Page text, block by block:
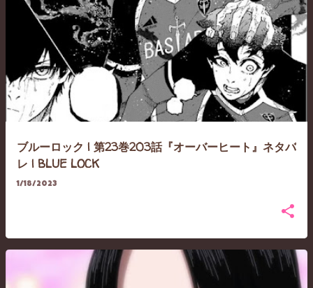
ブルーロック | 第23巻203話『オーバーヒート』ネタバ
レ | BLUE LOCK
1/18/2023